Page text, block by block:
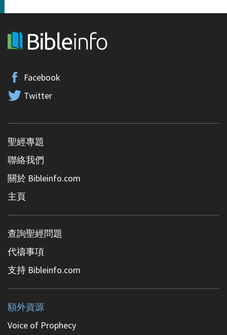
Facebook
Twitter
聖經專題
聯絡我們
關於 Bibleinfo.com
主頁
查詢聖經問題
代禱事項
支持 Bibleinfo.com
額外資源
Voice of Prophecy